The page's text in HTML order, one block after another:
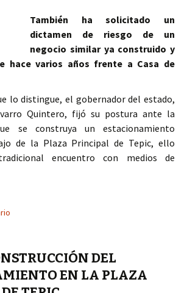
También ha solicitado un
dictamen de riesgo de un
negocio similar ya construido y
hace varios años frente a Casa de
lo distingue, el gobernador del estado,
Quintero, fijó su postura ante la
se construya un estacionamiento
de la Plaza Principal de Tepic, ello
encuentro con medios de
no a la construcción de un
DEL
EN LA PLAZA